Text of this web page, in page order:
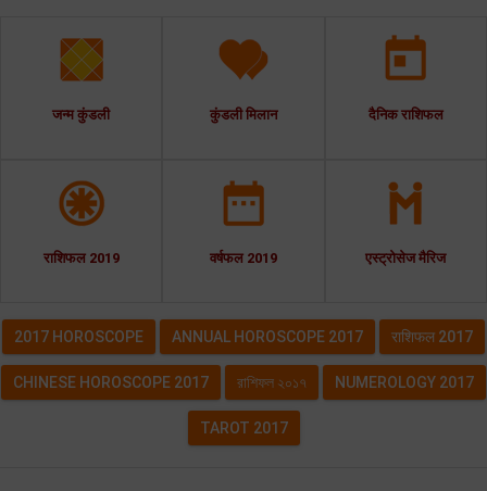
जन्म कुंडली कुंडली मिलान दैनिक राशिफल
राशिफल 2019 वर्षफल 2019 एस्ट्रोसेज मैरिज
2017 HOROSCOPE ANNUAL HOROSCOPE 2017 राशिफल 2017
CHINESE HOROSCOPE 2017 রাশিফল ২০১৭ NUMEROLOGY 2017
TAROT 2017